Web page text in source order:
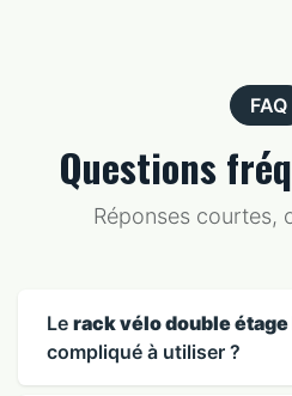
FAQ
Questions
Réponses courtes,
Le rack vélo double étage
compliqué à utiliser ?